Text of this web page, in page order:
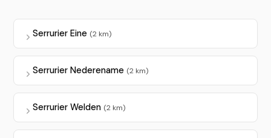
Serrurier Eine (2 km)
Serrurier Nederename (2 km)
Serrurier Welden (2 km)